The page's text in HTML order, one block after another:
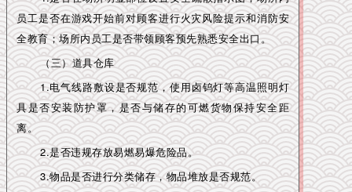
员工是否在游戏开始前对顾客进行火灾风险提示和消防安
全教育；场所内员工是否带领顾客预先熟悉安全出口。
（三）道具仓库
1.电气线路敷设是否规范，使用卤钨灯等高温照明灯
具是否安装防护罩，是否与储存的可燃货物保持安全距
离。
2.是否违规存放易燃易爆危险品。
3.物品是否进行分类储存，物品堆放是否规范。